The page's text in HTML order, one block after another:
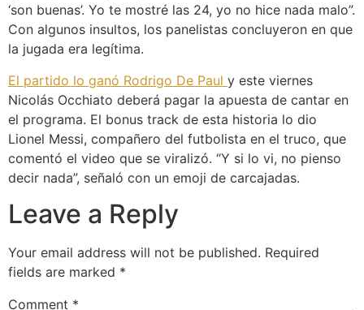
‘son buenas’. Yo te mostré las 24, yo no hice nada malo”.
Con algunos insultos, los panelistas concluyeron en que
la jugada era legítima.
El partido lo ganó Rodrigo De Paul y este viernes
Nicolás Occhiato deberá pagar la apuesta de cantar en
el programa. El bonus track de esta historia lo dio
Lionel Messi, compañero del futbolista en el truco, que
comentó el video que se viralizó. “Y si lo vi, no pienso
decir nada”, señaló con un emoji de carcajadas.
Leave a Reply
Your email address will not be published. Required
fields are marked *
Comment *